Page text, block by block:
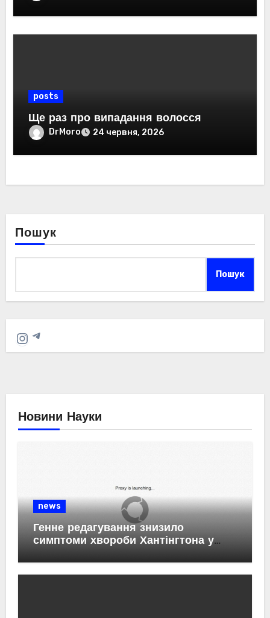
posts
Ще раз про випадання волосся
DrMoro 24 червня, 2026
Пошук
Пошук
Instagram
Telegram
Новини Науки
news
Генне редагування знизило
симптоми хвороби Хантінгтона у